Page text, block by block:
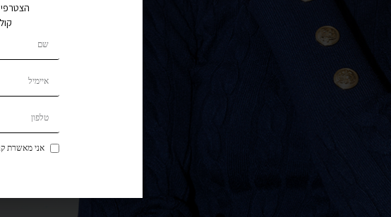
אני מאשרת